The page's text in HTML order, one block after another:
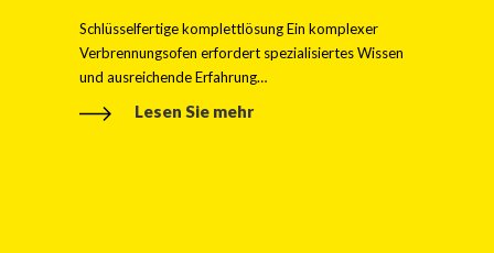
Schlüsselfertige komplettlösung Ein komplexer
Verbrennungsofen erfordert spezialisiertes Wissen
und ausreichende Erfahrung…
Lesen Sie mehr